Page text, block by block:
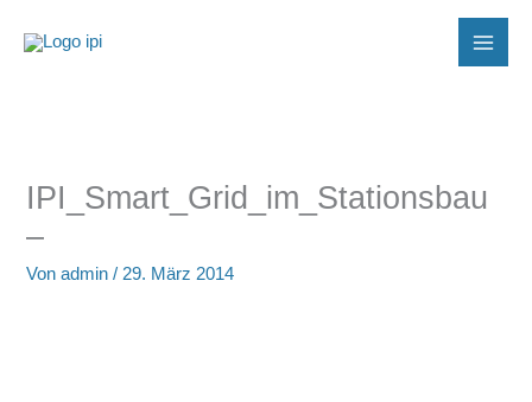
Inhalt
IPI_Smart_Grid_im_Stationsbau
–
Vonadmin/ 29. März 2014